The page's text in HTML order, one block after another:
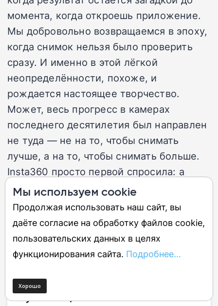
момента, когда откроешь приложение.
Мы добровольно возвращаемся в эпоху,
когда снимок нельзя было проверить
сразу. И именно в этой лёгкой
неопределённости, похоже, и
рождается настоящее творчество.
Может, весь прогресс в камерах
последнего десятилетия был направлен
не туда — не на то, чтобы снимать
лучше, а на то, чтобы снимать больше.
Insta360 просто первой спросила: а
нужно ли нам больше?
Обзор Insta360 GO Ultra —
ультрамалая экшн‑камера 2025
Лучшие цены
Мы используем cookie
Продолжая использовать наш сайт, вы
даёте согласие на обработку файлов cookie,
пользовательских данных в целях
функционирования сайта. Подробнее...